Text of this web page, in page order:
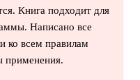
Книга подходит для
Написано все
ко всем правилам
применения.